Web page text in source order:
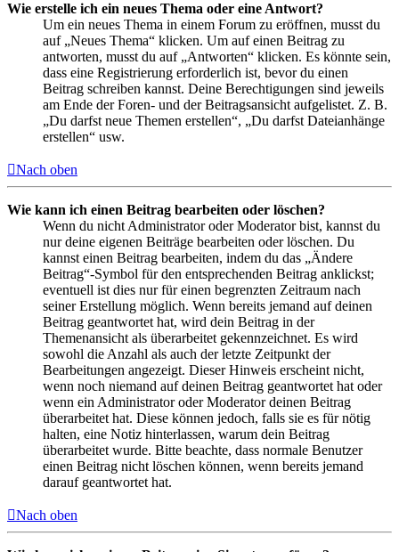
Wie erstelle ich ein neues Thema oder eine Antwort?
Um ein neues Thema in einem Forum zu eröffnen, musst du
auf „Neues Thema“ klicken. Um auf einen Beitrag zu
antworten, musst du auf „Antworten“ klicken. Es könnte sein,
dass eine Registrierung erforderlich ist, bevor du einen
Beitrag schreiben kannst. Deine Berechtigungen sind jeweils
am Ende der Foren- und der Beitragsansicht aufgelistet. Z. B.
„Du darfst neue Themen erstellen“, „Du darfst Dateianhänge
erstellen“ usw.
Nach oben
Wie kann ich einen Beitrag bearbeiten oder löschen?
Wenn du nicht Administrator oder Moderator bist, kannst du
nur deine eigenen Beiträge bearbeiten oder löschen. Du
kannst einen Beitrag bearbeiten, indem du das „Ändere
Beitrag“-Symbol für den entsprechenden Beitrag anklickst;
eventuell ist dies nur für einen begrenzten Zeitraum nach
seiner Erstellung möglich. Wenn bereits jemand auf deinen
Beitrag geantwortet hat, wird dein Beitrag in der
Themenansicht als überarbeitet gekennzeichnet. Es wird
sowohl die Anzahl als auch der letzte Zeitpunkt der
Bearbeitungen angezeigt. Dieser Hinweis erscheint nicht,
wenn noch niemand auf deinen Beitrag geantwortet hat oder
wenn ein Administrator oder Moderator deinen Beitrag
überarbeitet hat. Diese können jedoch, falls sie es für nötig
halten, eine Notiz hinterlassen, warum dein Beitrag
überarbeitet wurde. Bitte beachte, dass normale Benutzer
einen Beitrag nicht löschen können, wenn bereits jemand
darauf geantwortet hat.
Nach oben